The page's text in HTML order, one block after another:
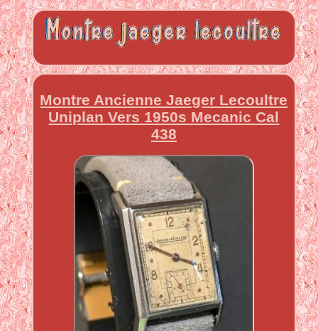
Montre Ancienne Jaeger Lecoultre
Uniplan Vers 1950s Mecanic Cal
438